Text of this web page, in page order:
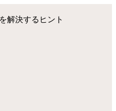
解決するヒント